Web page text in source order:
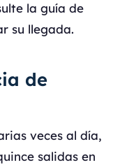
la guía de
su llegada.
de
veces al día,
salidas en